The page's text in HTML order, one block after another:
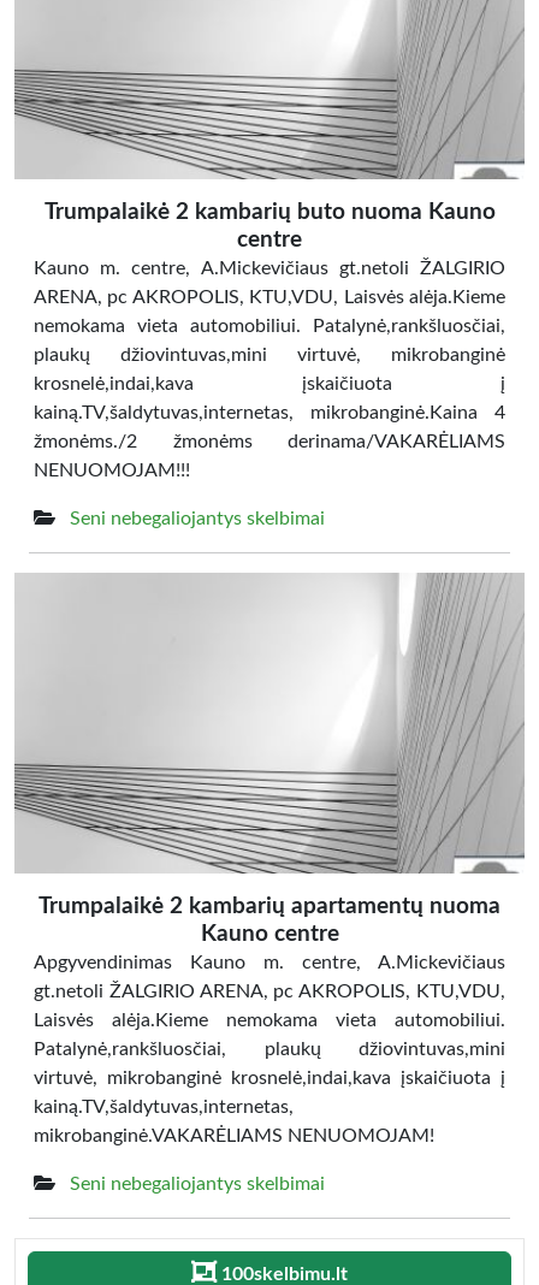
Trumpalaikė 2 kambarių buto nuoma Kauno
centre
Kauno m. centre, A.Mickevičiaus gt.netoli ŽALGIRIO
ARENA, pc AKROPOLIS, KTU,VDU, Laisvės alėja.Kieme
nemokama vieta automobiliui. Patalynė,rankšluosčiai,
plaukų džiovintuvas,mini virtuvė, mikrobanginė
krosnelė,indai,kava įskaičiuota į
kainą.TV,šaldytuvas,internetas, mikrobanginė.Kaina 4
žmonėms./2 žmonėms derinama/VAKARĖLIAMS
NENUOMOJAM!!!
Seni nebegaliojantys skelbimai
Trumpalaikė 2 kambarių apartamentų nuoma
Kauno centre
Apgyvendinimas Kauno m. centre, A.Mickevičiaus
gt.netoli ŽALGIRIO ARENA, pc AKROPOLIS, KTU,VDU,
Laisvės alėja.Kieme nemokama vieta automobiliui.
Patalynė,rankšluosčiai, plaukų džiovintuvas,mini
virtuvė, mikrobanginė krosnelė,indai,kava įskaičiuota į
kainą.TV,šaldytuvas,internetas,
mikrobanginė.VAKARĖLIAMS NENUOMOJAM!
Seni nebegaliojantys skelbimai
100skelbimu.lt